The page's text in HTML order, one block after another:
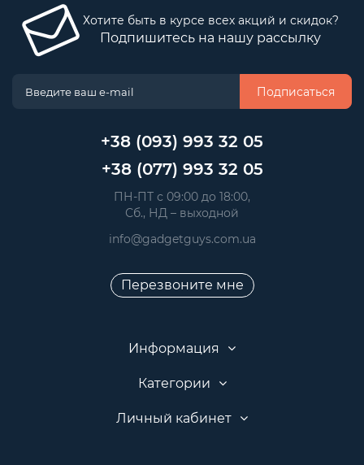
Хотите быть в курсе всех акций и скидок?
Подпишитесь на нашу рассылку
Подписаться
+38 (093) 993 32 05
+38 (077) 993 32 05
ПН-ПТ с 09:00 до 18:00,
Сб., НД – выходной
info@gadgetguys.com.ua
Перезвоните мне
Информация
Категории
Личный кабинет